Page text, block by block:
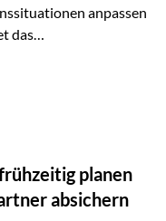
anpassen
das
ermöglicht,
Familie vor: Die
aufgebaut. Ihr
nur den eigenen
zukommen zu…
planen
absichern